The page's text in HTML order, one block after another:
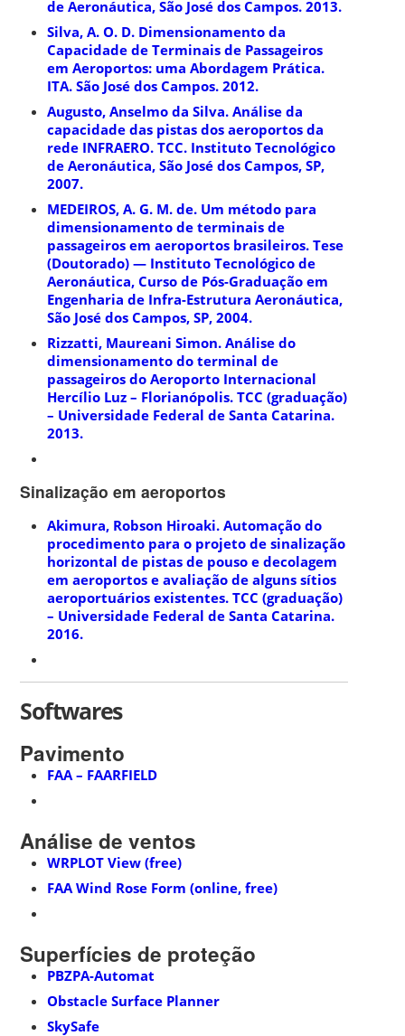
de Aeronáutica, São José dos Campos. 2013.
Silva, A. O. D. Dimensionamento da
Capacidade de Terminais de Passageiros
em Aeroportos: uma Abordagem Prática.
ITA. São José dos Campos. 2012.
Augusto, Anselmo da Silva. Análise da
capacidade das pistas dos aeroportos da
rede INFRAERO. TCC. Instituto Tecnológico
de Aeronáutica, São José dos Campos, SP,
2007.
MEDEIROS, A. G. M. de. Um método para
dimensionamento de terminais de
passageiros em aeroportos brasileiros. Tese
(Doutorado) — Instituto Tecnológico de
Aeronáutica, Curso de Pós-Graduação em
Engenharia de Infra-Estrutura Aeronáutica,
São José dos Campos, SP, 2004.
Rizzatti, Maureani Simon. Análise do
dimensionamento do terminal de
passageiros do Aeroporto Internacional
Hercílio Luz – Florianópolis. TCC (graduação)
– Universidade Federal de Santa Catarina.
2013.
Sinalização em aeroportos
Akimura, Robson Hiroaki. Automação do
procedimento para o projeto de sinalização
horizontal de pistas de pouso e decolagem
em aeroportos e avaliação de alguns sítios
aeroportuários existentes. TCC (graduação)
– Universidade Federal de Santa Catarina.
2016.
Softwares
Pavimento
FAA – FAARFIELD
Análise de ventos
WRPLOT View (free)
FAA Wind Rose Form (online, free)
Superfícies de proteção
PBZPA-Automat
Obstacle Surface Planner
SkySafe